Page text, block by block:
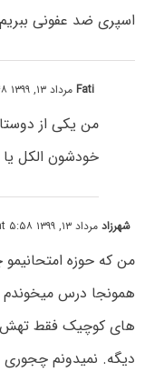
اسپری ضد عفونی
Fatiمرداد ۱۳, ۱۳۹۹ at ۶:۴۸ ب٫ظ
من یکی از
خودشون الکل
شهرزادمرداد ۱۳, ۱۳۹۹ at ۵:۵۸ ب٫ظ
من که‌ حوزه
همونجا درس میخوندم
های کوچیک فقط تهش
دیگه. نمیدونم چجوری